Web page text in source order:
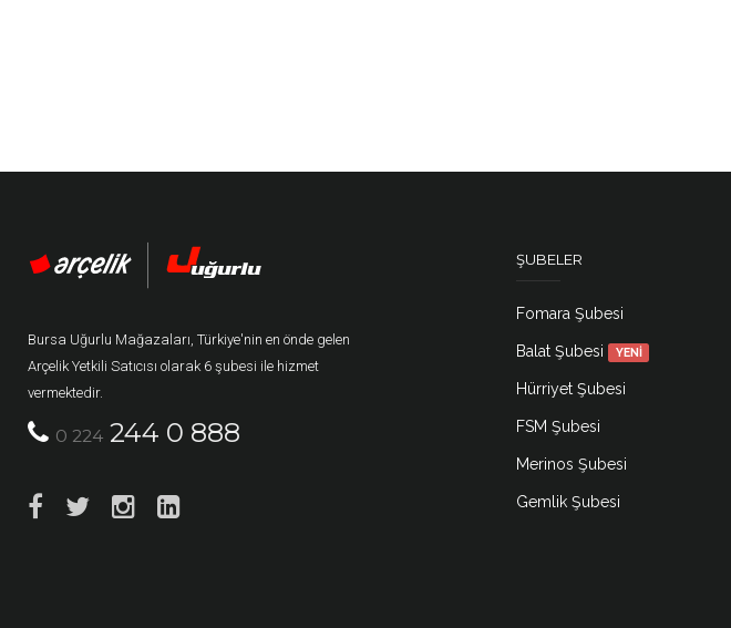
Bursa Uğurlu Mağazaları, Türkiye'nin en önde gelen
Arçelik Yetkili Satıcısı olarak 6 şubesi ile hizmet
vermektedir.
0 224 244 0 888
ŞUBELER
Fomara Şubesi
Balat Şubesi YENİ
Hürriyet Şubesi
FSM Şubesi
Merinos Şubesi
Gemlik Şubesi